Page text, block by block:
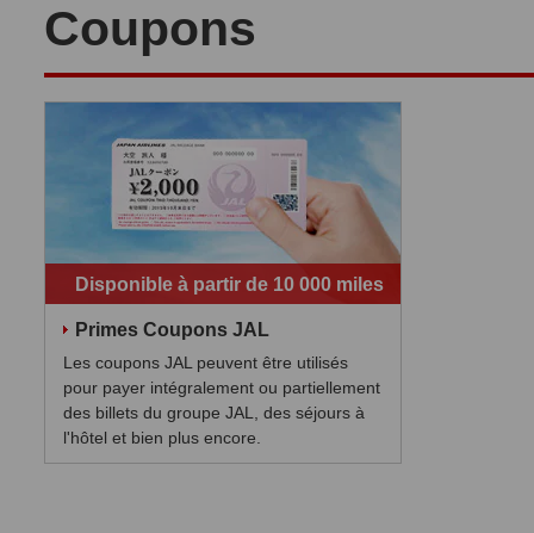
Coupons
Disponible à partir de 10 000 miles
Primes Coupons JAL
Les coupons JAL peuvent être utilisés
pour payer intégralement ou partiellement
des billets du groupe JAL, des séjours à
l'hôtel et bien plus encore.